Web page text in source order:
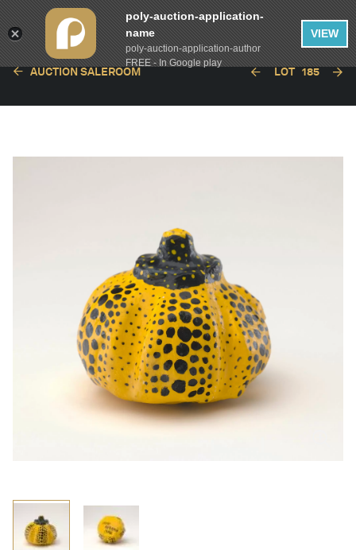
AUCTION SALEROOM LOT 185
poly-auction-application-
name
poly-auction-application-author
FREE - In Google play
VIEW